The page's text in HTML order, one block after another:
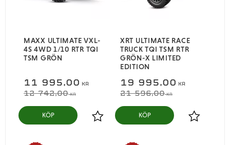
MAXX ULTIMATE VXL-
4S 4WD 1/10 RTR TQI
TSM GRÖN
11 995,00 KR
12 742,00KR
Lägg till i favoriter
KÖP
XRT ULTIMATE RACE
TRUCK TQI TSM RTR
GRÖN-X LIMITED
EDITION
19 995,00 KR
21 596,00KR
Lägg till i
KÖP